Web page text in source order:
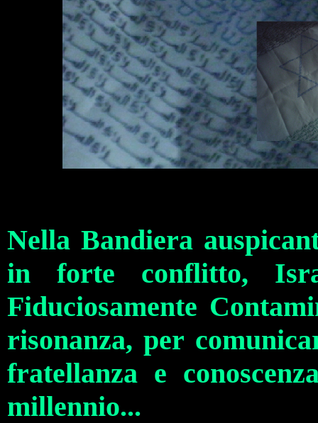
Nella Bandiera
in forte conflitto,
Fiduciosamente
risonanza, per
fratellanza e
millennio...